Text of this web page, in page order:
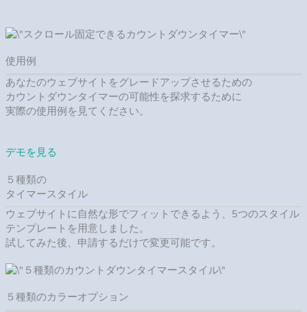
使用例
あなたのウェブサイトをグレードアップさせるための
カウントダウンタイマーの可能性を探求するために
実際の使用例を見てください。
デモを見る
５種類の
タイマースタイル
ウェブサイトに自然な形でフィットできるよう、5つのスタイル
テンプレートを用意しました。
試してみた後、申請するだけで変更可能です。
５種類のカラーオプション